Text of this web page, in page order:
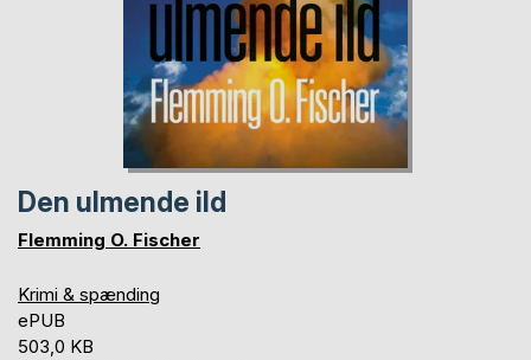
Den ulmende ild
Flemming O. Fischer
Krimi & spænding
ePUB
503,0 KB